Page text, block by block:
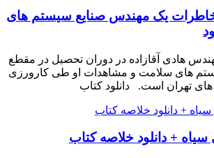
خاطرات یک مهندس صنایع سیستم های
هادی آقازاده در دوران تحصیل در مقطع
های سلامت و مشاهدات او طی کارورزی
های تهران است. دانلود کتاب
+ دانلود خلاصه کتاب